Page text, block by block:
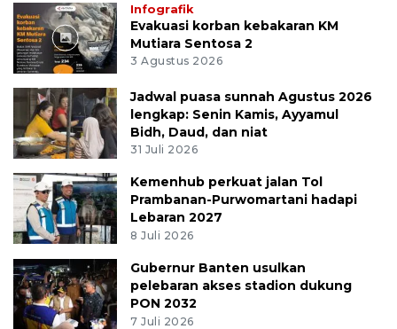
Infografik
Evakuasi korban kebakaran KM
Mutiara Sentosa 2
3 Agustus 2026
Jadwal puasa sunnah Agustus 2026
lengkap: Senin Kamis, Ayyamul
Bidh, Daud, dan niat
31 Juli 2026
Kemenhub perkuat jalan Tol
Prambanan-Purwomartani hadapi
Lebaran 2027
8 Juli 2026
Gubernur Banten usulkan
pelebaran akses stadion dukung
PON 2032
7 Juli 2026